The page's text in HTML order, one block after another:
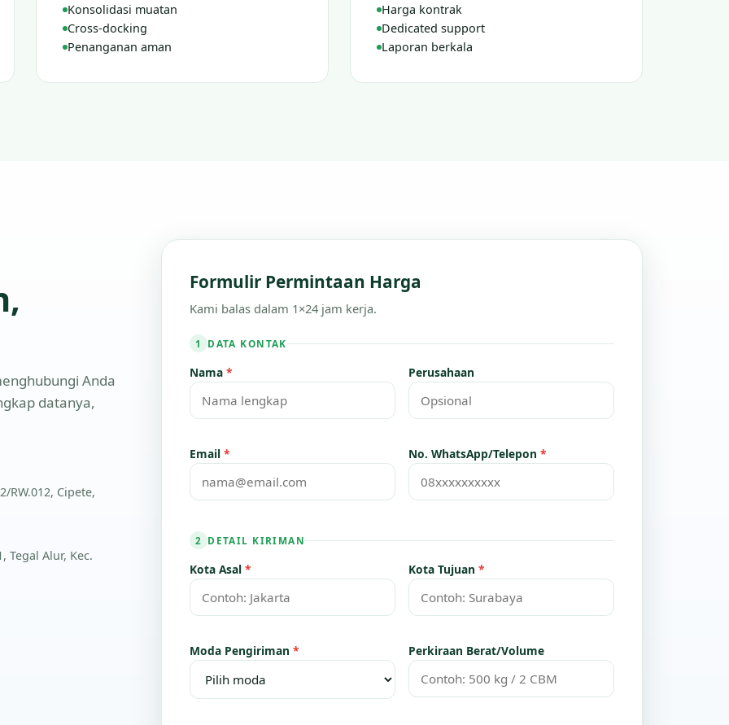
Konsolidasi muatan
Cross-docking
Penanganan aman
Harga kontrak
Dedicated support
Laporan berkala
Anda
datanya,
RW.012, Cipete,
Tegal Alur, Kec.
Formulir Permintaan Harga
Kami balas dalam 1×24 jam kerja.
1 DATA KONTAK
Nama* Perusahaan
Email* No. WhatsApp/Telepon*
2 DETAIL KIRIMAN
Kota Asal* Kota Tujuan*
Moda Pengiriman* Perkiraan Berat/Volume